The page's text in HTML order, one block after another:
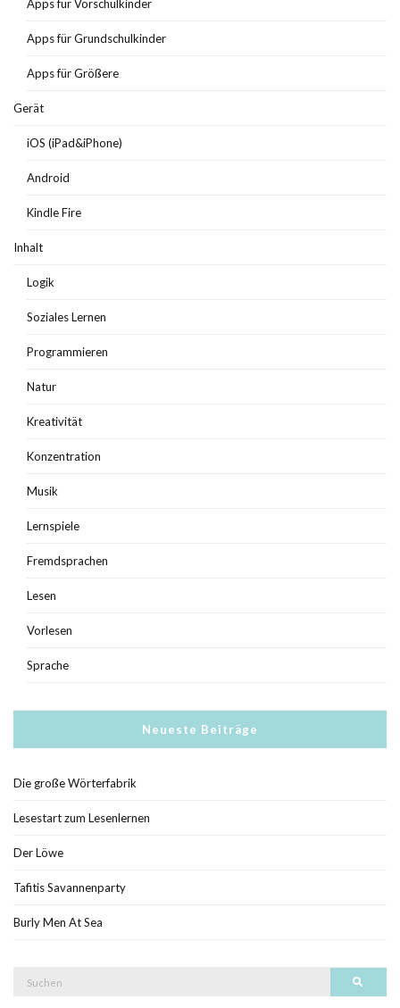
Apps für Vorschulkinder
Apps für Grundschulkinder
Apps für Größere
Gerät
iOS (iPad&iPhone)
Android
Kindle Fire
Inhalt
Logik
Soziales Lernen
Programmieren
Natur
Kreativität
Konzentration
Musik
Lernspiele
Fremdsprachen
Lesen
Vorlesen
Sprache
Neueste Beiträge
Die große Wörterfabrik
Lesestart zum Lesenlernen
Der Löwe
Tafitis Savannenparty
Burly Men At Sea
Suche